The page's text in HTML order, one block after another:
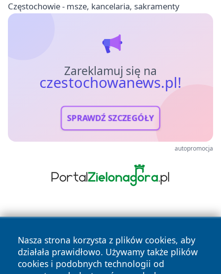
Częstochowie - msze, kancelaria, sakramenty
Zareklamuj się na
czestochowanews.pl!
SPRAWDŹ SZCZEGÓŁY
autopromocja
Nasza strona korzysta z plików cookies, aby
działała prawidłowo. Używamy także plików
cookies i podobnych technologii od
Copyright © 2026 czestochowanews.pl Wszystkie prawa